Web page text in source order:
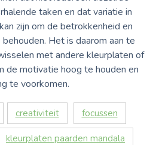
taken en dat variatie in
zijn om de betrokkenheid en
Het is daarom aan te
met andere kleurplaten of
de motivatie hoog te houden en
te voorkomen.
creativiteit focussen
kleurplaten paarden mandala